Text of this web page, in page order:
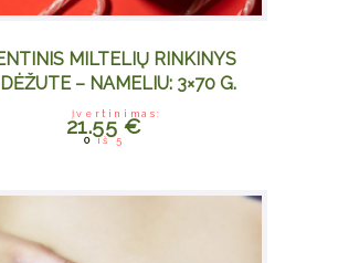
MILTELIŲ RINKINYS
– NAMELIU: 3×70 G.
Įvertinimas:
0 iš 5
21.55 €